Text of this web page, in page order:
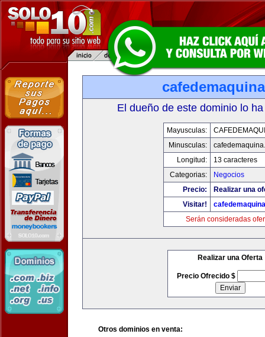
El dueño de este dominio lo
Mayusculas:
Minusculas:
Longitud:
13 caracteres
Categorias:
Negocios
Precio:
Realizar una
Visitar!
Serán consideradas
Realizar una Oferta
Precio Ofrecido $
Otros dominios en venta: